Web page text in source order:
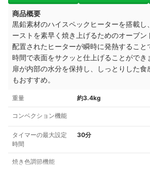
商品概要
黒鉛素材のハイスペックヒーターを搭載し
ーストを素早く焼き上げるためのオーブン
配置されたヒーターが瞬時に発熱するこ
時間で表面をサクッと仕上げることができ
扉が内部の水分を保持し、しっとりした食
もおすすめ。
重量 約3.4kg
コンベクション機能
タイマーの最大設定
時間
30分
焼き色調節機能